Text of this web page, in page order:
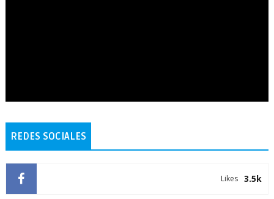
REDES SOCIALES
3.5k
Likes